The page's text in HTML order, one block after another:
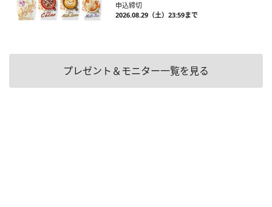
申込締切
2026.08.29（土）23:59まで
プレゼント＆モニター一覧を見る